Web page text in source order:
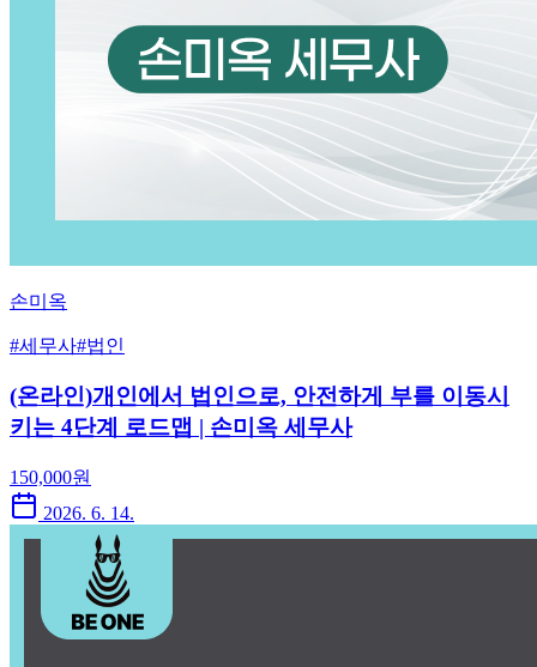
손미옥
#세무사#법인
(온라인)개인에서 법인으로, 안전하게 부를 이동시
키는 4단계 로드맵 | 손미옥 세무사
150,000원
2026. 6. 14.